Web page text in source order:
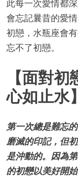
此每一次愛情都
會忘記曩昔的愛
初戀，水瓶座會
忘不了初戀。
【面對
心如止水】
第一次總是難忘
磨滅的印記，但
是沖動的。因為
的初戀以美好開